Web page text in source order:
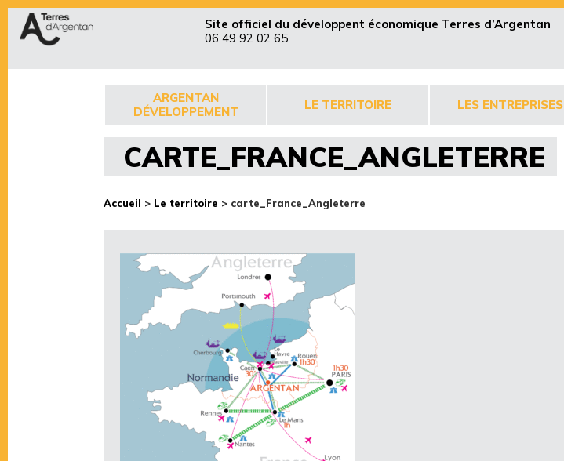
Site officiel du développent économique Terres d’Argentan
06 49 92 02 65
ARGENTAN
DÉVELOPPEMENT
LE TERRITOIRE LES ENTREPRISES
CARTE_FRANCE_ANGLETERRE
Accueil > Le territoire > carte_France_Angleterre